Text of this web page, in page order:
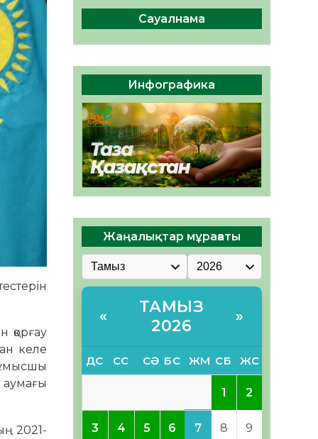
қорғау
келе
2021-
беруге дайын
ӘРБІР ДАУЫС – ҚОҒАМ
ДАМУЫНА ҚОСЫЛҒАН
ҮЛЕС
05.08.2026
41 0
Сауалнама
Инфографика
Жаңалықтар мұрағаты
«
ТАМЫЗ
2026
»
ДС СС СӘ БС ЖМ СБ ЖС
1 2
3 4 5 6 7 8 9